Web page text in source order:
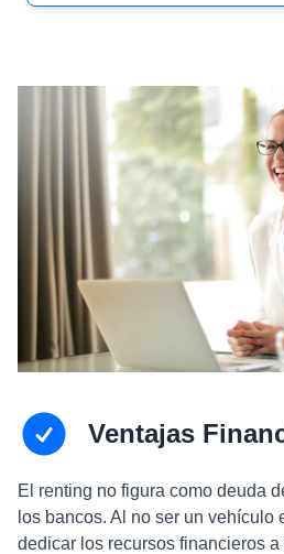
Ventajas
El renting no figura como deuda
los bancos. Al no ser un vehículo
dedicar los recursos financieros a